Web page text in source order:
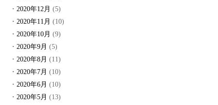
2020年12月 (5)
2020年11月 (10)
2020年10月 (9)
2020年9月 (5)
2020年8月 (11)
2020年7月 (10)
2020年6月 (10)
2020年5月 (13)